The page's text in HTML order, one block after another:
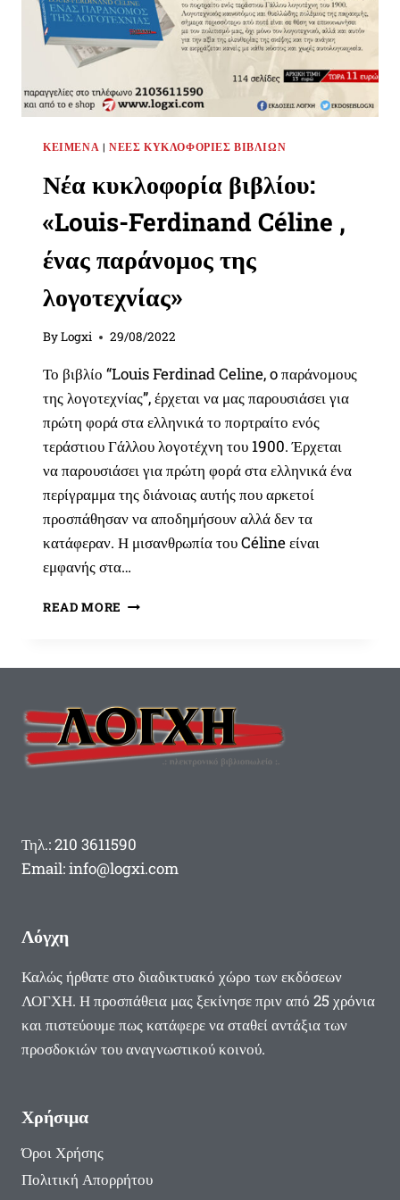
ΚΕΊΜΕΝΑ | ΝΈΕΣ ΚΥΚΛΟΦΟΡΊΕΣ ΒΙΒΛΊΩΝ
Νέα κυκλοφορία βιβλίου:
«Louis-Ferdinand Céline ,
ένας παράνομος της
λογοτεχνίας»
ByLogxi 29/08/2022
Το βιβλίο “Louis Ferdinad Celine, o παράνομους
της λογοτεχνίας”, έρχεται να μας παρουσιάσει για
πρώτη φορά στα ελληνικά το πορτραίτο ενός
τεράστιου Γάλλου λογοτέχνη του 1900. Έρχεται
να παρουσιάσει για πρώτη φορά στα ελληνικά ένα
περίγραμμα της διάνοιας αυτής που αρκετοί
προσπάθησαν να αποδημήσουν αλλά δεν τα
κατάφεραν. Η μισανθρωπία του Céline είναι
εμφανής στα…
READ MORE ΝΈΑ
,
ΈΝΑΣ
ΠΑΡΆΝΟΜΟΣ
Τηλ.: 210 3611590
Email: info@logxi.com
Λόγχη
Καλώς ήρθατε στο διαδικτυακό χώρο των εκδόσεων
ΛΟΓΧΗ. Η προσπάθεια μας ξεκίνησε πριν από 25 χρόνια
και πιστεύουμε πως κατάφερε να σταθεί αντάξια των
προσδοκιών του αναγνωστικού κοινού.
Χρήσιμα
Όροι Χρήσης
Πολιτική Απορρήτου